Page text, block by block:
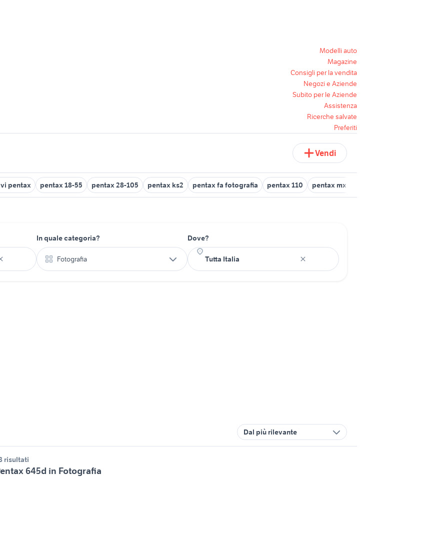
Modelli auto
Magazine
Consigli per la vendita
Negozi e Aziende
Subito per le Aziende
Assistenza
Ricerche salvate
Preferiti
Vendi
pentax pentax 18-55 pentax 28-105 pentax ks2 pentax fa fotografia pentax 110 pentax mx analogica
In quale categoria?
Fotografia
Dove?
Dal più rilevante
risultati
645d in Fotografia